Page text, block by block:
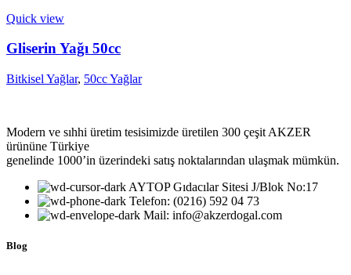
Quick view
Gliserin Yağı 50cc
Bitkisel Yağlar, 50cc Yağlar
Modern ve sıhhi üretim tesisimizde üretilen 300 çeşit AKZER
ürününe Türkiye
genelinde 1000’in üzerindeki satış noktalarından ulaşmak mümkün.
AYTOP Gıdacılar Sitesi J/Blok No:17
Telefon: (0216) 592 04 73
Mail: info@akzerdogal.com
Blog